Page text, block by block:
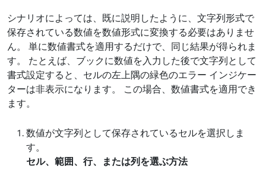
シナリオによっては、既に説明したように、文字列形式で
保存されている数値を数値形式に変換する必要はありませ
ん。 単に数値書式を適用するだけで、同じ結果が得られま
す。 たとえば、ブックに数値を入力した後で文字列として
書式設定すると、セルの左上隅の緑色のエラー インジケー
ターは非表示になります。 この場合、数値書式を適用でき
ます。
数値が文字列として保存されているセルを選択しま
す。
セル、範囲、行、または列を選ぶ方法